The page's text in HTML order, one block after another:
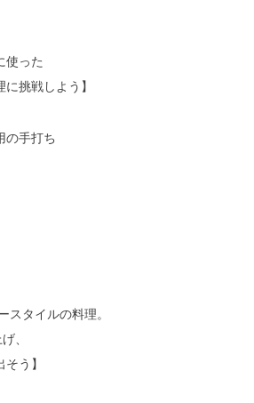
使った
挑戦しよう】
の手打ち
スタイルの料理。
、
う】